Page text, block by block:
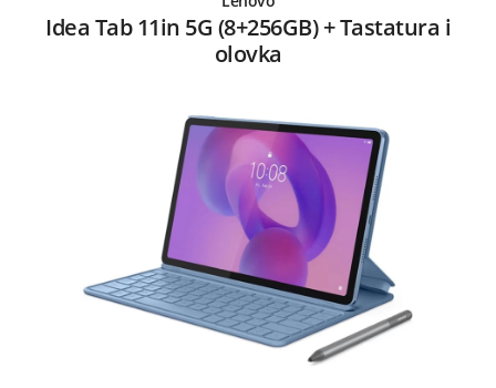
Idea Tab 11in 5G (8+256GB) + Tastatura i
olovka